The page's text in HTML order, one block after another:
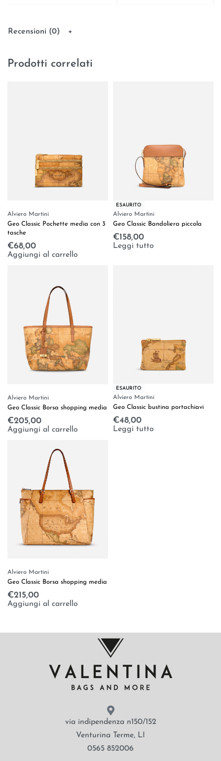
Recensioni (0)
Prodotti correlati
Alviero Martini
Geo Classic Pochette media con 3
tasche
€68,00
Aggiungi al carrello
ESAURITO
Alviero Martini
Geo Classic Bandoliera piccola
€158,00
Leggi tutto
Alviero Martini
Geo Classic Borsa shopping media
€205,00
Aggiungi al carrello
ESAURITO
Alviero Martini
Geo Classic bustina portachiavi
€48,00
Leggi tutto
Alviero Martini
Geo Classic Borsa shopping media
€215,00
Aggiungi al carrello
via indipendenza n150/152
Venturina Terme, LI
0565 852006